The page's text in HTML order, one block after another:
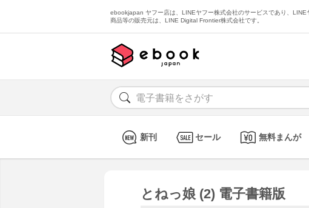
ebookjapan ヤフー店は、LINEヤフー株式会社のサービスであり、
商品等の販売元は、LINE Digital Frontier株式会社です。
新刊 セール 無料まんが
とねっ娘 (2) 電子書籍版